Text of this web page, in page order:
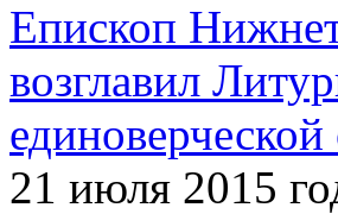
Епископ
возглавил
21 июля 2015